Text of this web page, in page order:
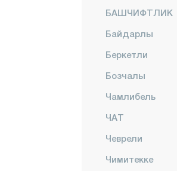
БАШЧИФТЛИК
Байдарлы
Беркетли
Бозчалы
Чамлибель
ЧАТ
Чеврели
Чимитекке